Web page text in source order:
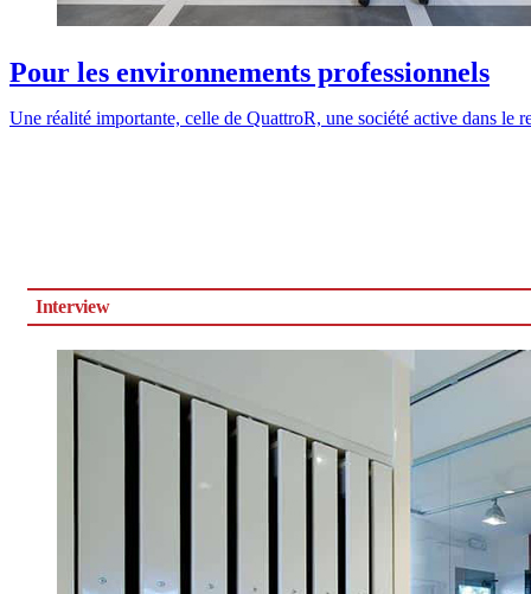
Pour les environnements professionnels
Une réalité importante, celle de QuattroR, une société active dans le
Interview